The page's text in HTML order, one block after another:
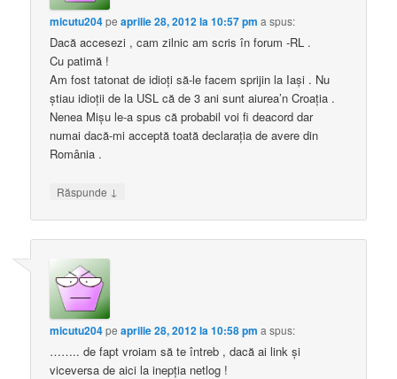
micutu204peaprilie 28, 2012 la 10:57 pm a spus:
Dacă accesezi , cam zilnic am scris în forum -RL .
Cu patimă !
Am fost tatonat de idioţi să-le facem sprijin la Iaşi . Nu
ştiau idioţii de la USL că de 3 ani sunt aiurea’n Croaţia .
Nenea Mişu le-a spus că probabil voi fi deacord dar
numai dacă-mi acceptă toată declaraţia de avere din
România .
Răspunde ↓
micutu204peaprilie 28, 2012 la 10:58 pm a spus:
…….. de fapt vroiam să te întreb , dacă ai link şi
viceversa de aici la inepţia netlog !